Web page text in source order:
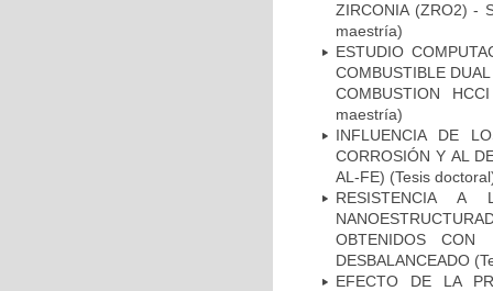
ZIRCONIA (ZRO2) -
maestría)
ESTUDIO
COMBUSTIBLE
COMBUSTION
maestría)
INFLUENCIA DE
CORROSIÓN Y AL
AL-FE) (Tesis
RESISTENCIA A
OBTENIDOS CON
DESBALANCEADO
EFECTO DE LA